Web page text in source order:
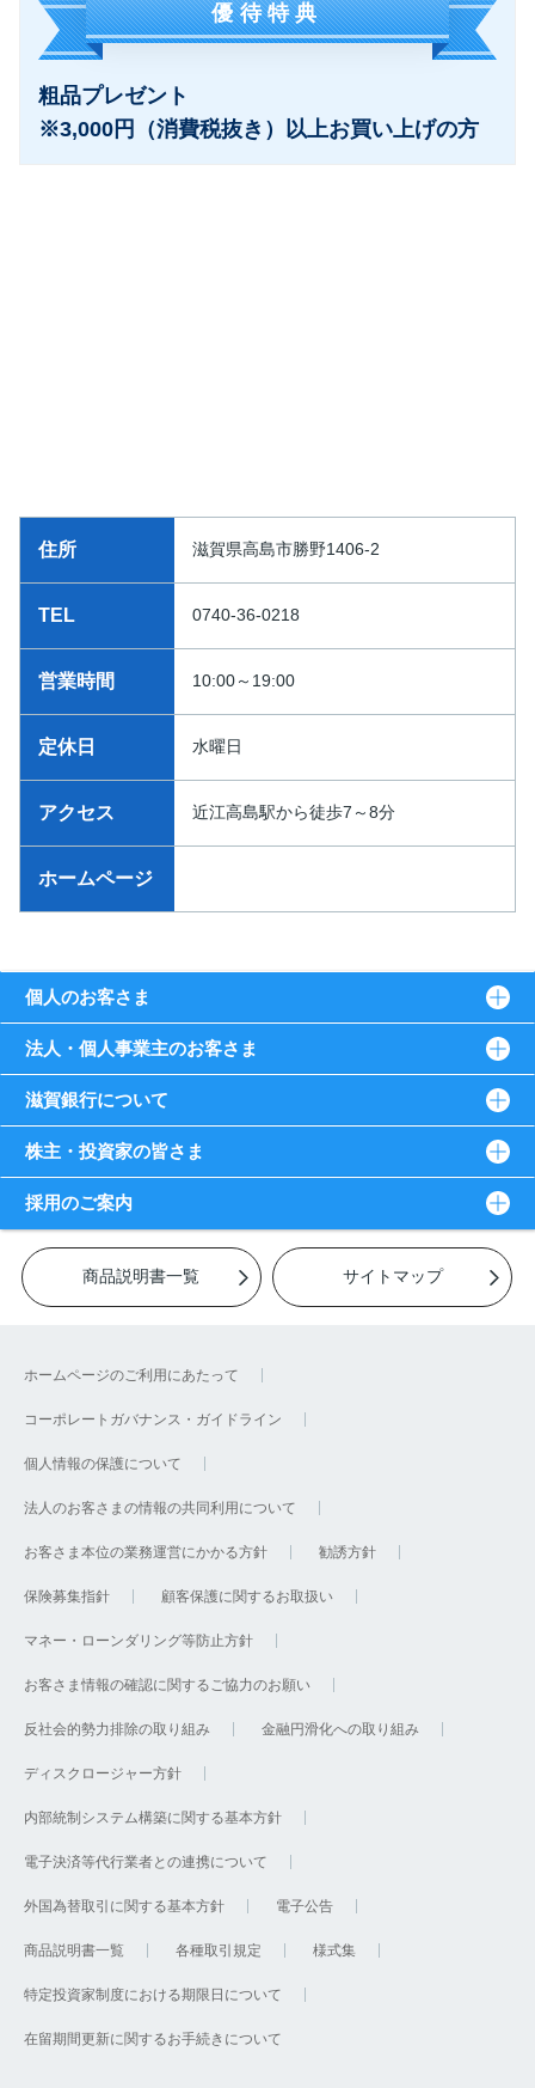
優待特典
粗品プレゼント
※3,000円（消費税抜き）以上お買い上げの方
住所 滋賀県高島市勝野1406-2
TEL 0740-36-0218
営業時間 10:00～19:00
定休日 水曜日
アクセス 近江高島駅から徒歩7～8分
ホームページ
個人のお客さま
法人・個人事業主のお客さま
滋賀銀行について
株主・投資家の皆さま
採用のご案内
商品説明書一覧 サイトマップ
ホームページのご利用にあたって
コーポレートガバナンス・ガイドライン
個人情報の保護について
法人のお客さまの情報の共同利用について
お客さま本位の業務運営にかかる方針 勧誘方針
保険募集指針 顧客保護に関するお取扱い
マネー・ローンダリング等防止方針
お客さま情報の確認に関するご協力のお願い
反社会的勢力排除の取り組み 金融円滑化への取り組み
ディスクロージャー方針
内部統制システム構築に関する基本方針
電子決済等代行業者との連携について
外国為替取引に関する基本方針 電子公告
商品説明書一覧 各種取引規定 様式集
特定投資家制度における期限日について
在留期間更新に関するお手続きについて